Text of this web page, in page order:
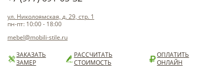
ул. Николоямская, д. 29, стр. 1
пн-пт: 10:00 - 18:00
mebel@mobili-stile.ru
ЗАКАЗАТЬ
ЗАМЕР
РАССЧИТАТЬ
СТОИМОСТЬ
ОПЛАТИТЬ
ОНЛАЙН